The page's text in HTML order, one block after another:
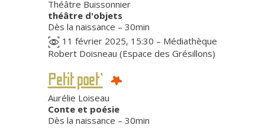
Théâtre Buissonnier
théâtre d'objets
Dès la naissance – 30min
11 février 2025, 15:30 – Médiathèque
Robert Doisneau (Espace des Grésillons)
Petit poet’
Aurélie Loiseau
Conte et poésie
Dès la naissance – 30min